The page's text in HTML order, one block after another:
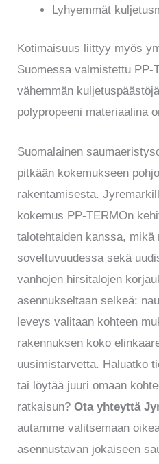
Lyhyemmät
Kotimaisuus liittyy myös
Suomessa valmistettu PP-
vähemmän
polypropeeni materiaalina
Suomalainen
pitkään kokemukseen
rakentamisesta.
kokemus PP-TERMOn
talotehtaiden kanssa, mikä
soveltuvuudessa sekä
vanhojen hirsitalojen
asennukseltaan selkeä:
leveys valitaan kohteen
rakennuksen koko
uusimistarvetta. Haluatko
tai löytää juuri omaan
ratkaisun?Ota yhteyttä
autamme valitsemaan
asennustavan jokaiseen